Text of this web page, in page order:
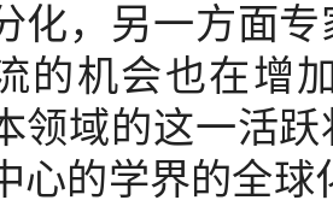
化，另一方面
的机会也在增
领域的这一活
心的学界的全球